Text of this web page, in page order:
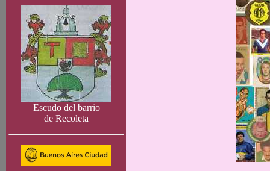
Escudo del barrio
de Recoleta